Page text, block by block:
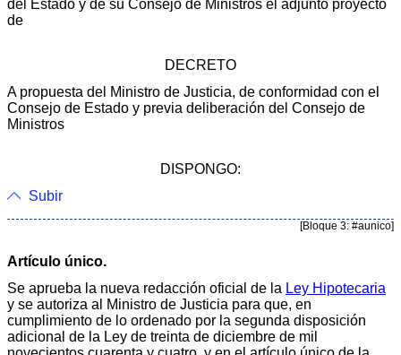
del Estado y de su Consejo de Ministros el adjunto proyecto
de
DECRETO
A propuesta del Ministro de Justicia, de conformidad con el
Consejo de Estado y previa deliberación del Consejo de
Ministros
DISPONGO:
Subir
[Bloque 3: #aunico]
Artículo único.
Se aprueba la nueva redacción oficial de la Ley Hipotecaria
y se autoriza al Ministro de Justicia para que, en
cumplimiento de lo ordenado por la segunda disposición
adicional de la Ley de treinta de diciembre de mil